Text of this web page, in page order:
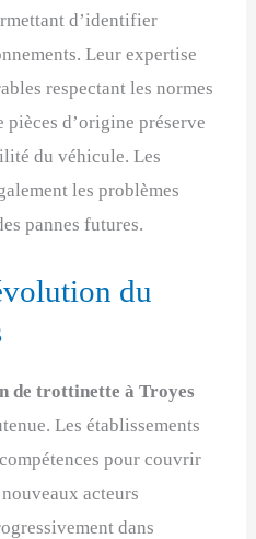
d’identifier
Leur expertise
respectant les normes
d’origine préserve
du véhicule. Les
les problèmes
pannes futures.
du
de trottinette à Troyes
Les établissements
pour couvrir
acteurs
dans